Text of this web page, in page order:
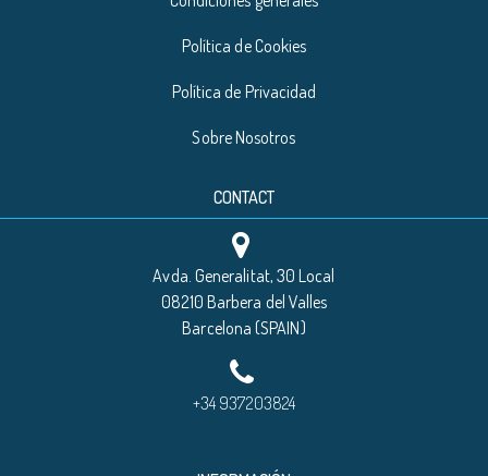
Política de Cookies
Política de Privacidad
Sobre Nosotros
CONTACT
Avda. Generalitat, 30 Local
08210 Barbera del Valles
Barcelona (SPAIN)
+34 937203824